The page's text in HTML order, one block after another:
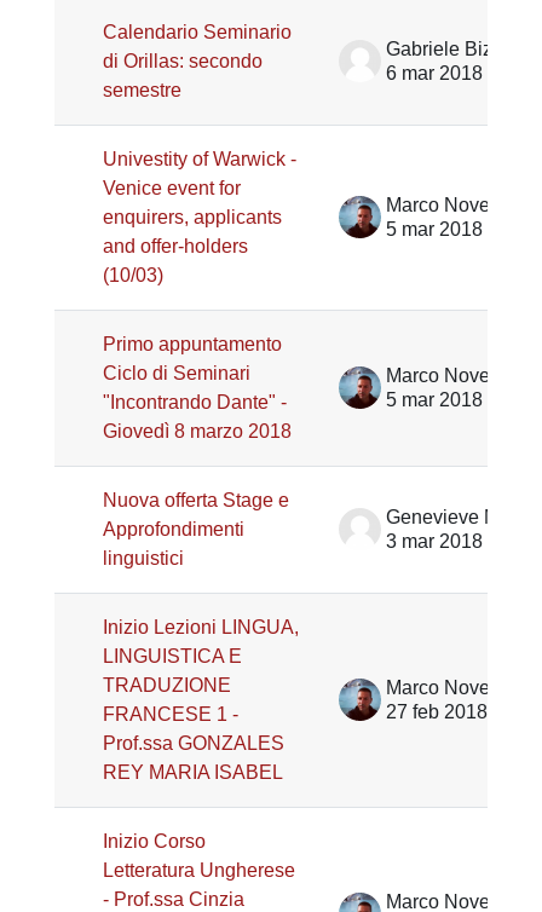
Calendario Seminario
di Orillas: secondo
semestre
Gabriele Bizzarri
6 mar 2018
Univestity of Warwick -
Venice event for
enquirers, applicants
and offer-holders
(10/03)
Marco Noventa
5 mar 2018
Primo appuntamento
Ciclo di Seminari
"Incontrando Dante" -
Giovedì 8 marzo 2018
Marco Noventa
5 mar 2018
Nuova offerta Stage e
Approfondimenti
linguistici
3 mar 2018
Inizio Lezioni LINGUA,
LINGUISTICA E
TRADUZIONE
FRANCESE 1 -
Prof.ssa GONZALES
REY MARIA ISABEL
Marco Noventa
27 feb 2018
Inizio Corso
Letteratura Ungherese
- Prof.ssa Cinzia
Marco Noventa